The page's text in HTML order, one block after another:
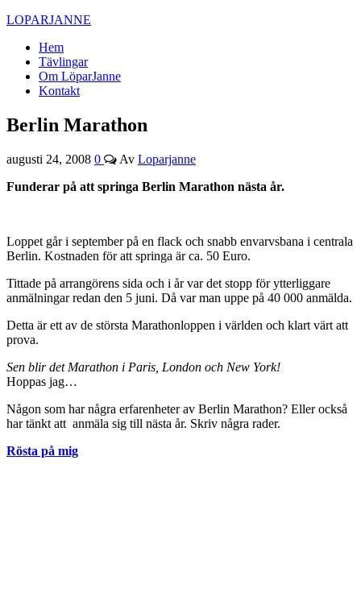
LOPARJANNE
Hem
Tävlingar
Om LöparJanne
Kontakt
Berlin Marathon
augusti 24, 2008 0 Av Loparjanne
Funderar på att springa Berlin Marathon nästa år.
Loppet går i september på en flack och snabb envarvsbana i centrala
Berlin. Kostnaden för att springa är ca. 50 Euro.
Tittade på arrangörens sida och i år var det stopp för ytterliggare
anmälningar redan den 5 juni. Då var man uppe på 40 000 anmälda.
Detta är ett av de största Marathonloppen i världen och klart värt att
prova.
Sen blir det Marathon i Paris, London och New York!
Hoppas jag…
Någon som har några erfarenheter av Berlin Marathon? Eller också
har tänkt att anmäla sig till nästa år. Skriv några rader.
Rösta på mig